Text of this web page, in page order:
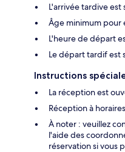
L'arrivée tardive
Âge minimum pour
L'heure de départ
Le départ tardif est
Instructions
La réception est
Réception à
À noter : veuillez
l'aide des
réservation si vous